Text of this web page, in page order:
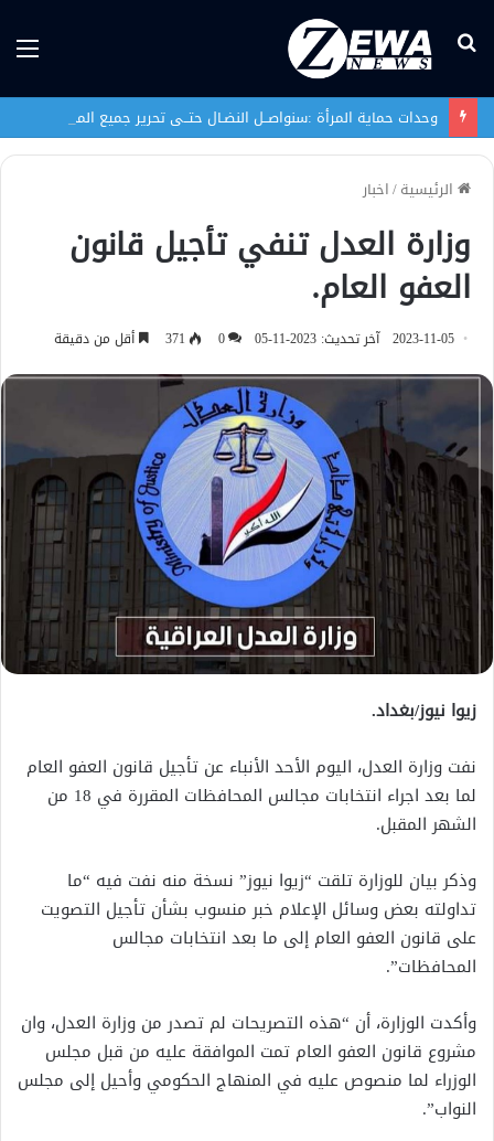
بحث
الرئيسية/اخبار
وزارة العدل تنفي تأجيل قانون
العفو العام.
2023-11-05 آخر تحديث: 2023-11-05 0
371 أقل من دقيقة
زيوا نيوز/بغداد.
نفت وزارة العدل، اليوم الأحد الأنباء عن تأجيل قانون العفو العام
لما بعد اجراء انتخابات مجالس المحافظات المقررة في 18 من
الشهر المقبل.
وذكر بيان للوزارة تلقت “زيوا نيوز” نسخة منه نفت فيه “ما
تداولته بعض وسائل الإعلام خبر منسوب بشأن تأجيل التصويت
على قانون العفو العام إلى ما بعد انتخابات مجالس
المحافظات”.
وأكدت الوزارة، أن “هذه التصريحات لم تصدر من وزارة العدل، وان
مشروع قانون العفو العام تمت الموافقة عليه من قبل مجلس
الوزراء لما منصوص عليه في المنهاج الحكومي وأحيل إلى مجلس
النواب”.